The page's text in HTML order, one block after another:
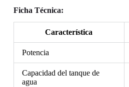
Ficha Técnica:
Característica
Potencia
Capacidad del tanque de
agua